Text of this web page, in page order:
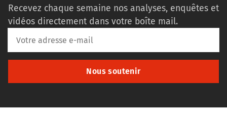
Recevez chaque semaine nos analyses, enquêtes et
vidéos directement dans votre boîte mail.
Nous soutenir